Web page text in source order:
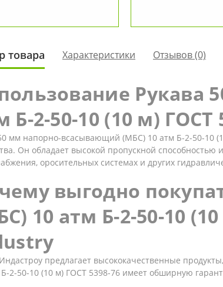
товара Характеристики Отзывов (0)
Рукава
Б-2-50-10 (10 м) ГОСТ
мм напорно-всасывающий (МБС) 10 атм Б-2-50-10
Он обладает высокой пропускной
оросительных системах и других
выгодно
10 атм Б-2-50-10
предлагает высококачественные
2-50-10 (10 м) ГОСТ 5398-76 имеет обширную